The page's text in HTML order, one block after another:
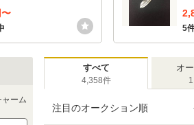
ント アズキ チェーン 45
さめ ウィング アメリ
ィアン トップ
ル
5
ーム
すべて
4,358件
オ
注目のオークション順